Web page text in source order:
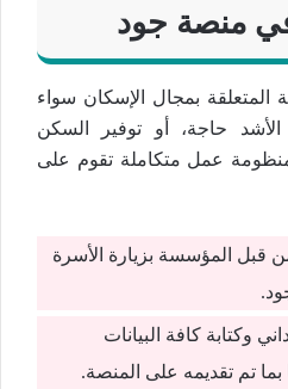
منصة جود
المتعلقة بمجال الإسكان سواء
الأشد حاجة، أو توفير السكن
عمل متكاملة تقوم على
قبل المؤسسة بزيارة الأسرة
وكتابة كافة البيانات
بما تم تقديمه على المنصة.